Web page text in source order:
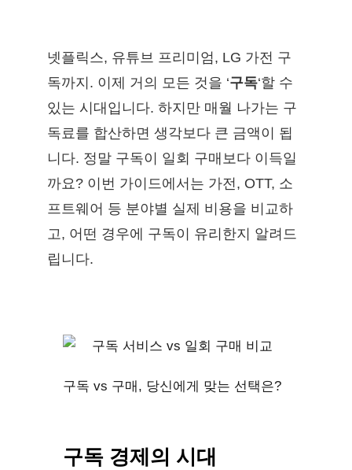
넷플릭스, 유튜브 프리미엄, LG 가전 구
독까지. 이제 거의 모든 것을 ‘구독‘할 수
있는 시대입니다. 하지만 매월 나가는 구
독료를 합산하면 생각보다 큰 금액이 됩
니다. 정말 구독이 일회 구매보다 이득일
까요? 이번 가이드에서는 가전, OTT, 소
프트웨어 등 분야별 실제 비용을 비교하
고, 어떤 경우에 구독이 유리한지 알려드
립니다.
구독 vs 구매, 당신에게 맞는 선택은?
구독 경제의 시대